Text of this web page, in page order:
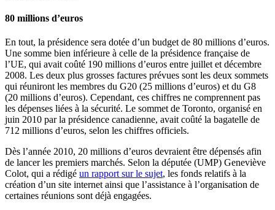
80 millions d’euros
En tout, la présidence sera dotée d’un budget de 80 millions d’euros.
Une somme bien inférieure à celle de la présidence française de
l’UE, qui avait coûté 190 millions d’euros entre juillet et décembre
2008. Les deux plus grosses factures prévues sont les deux sommets
qui réuniront les membres du G20 (25 millions d’euros) et du G8
(20 millions d’euros). Cependant, ces chiffres ne comprennent pas
les dépenses liées à la sécurité. Le sommet de Toronto, organisé en
juin 2010 par la présidence canadienne, avait coûté la bagatelle de
712 millions d’euros, selon les chiffres officiels.
Dès l’année 2010, 20 millions d’euros devraient être dépensés afin
de lancer les premiers marchés. Selon la députée (UMP) Geneviève
Colot, qui a rédigé un rapport sur le sujet, les fonds relatifs à la
création d’un site internet ainsi que l’assistance à l’organisation de
certaines réunions sont déjà engagées.